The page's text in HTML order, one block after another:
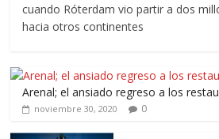
cuando Róterdam vio partir a dos
hacia otros continentes
Arenal; el ansiado regreso a los
noviembre 30, 2020 0